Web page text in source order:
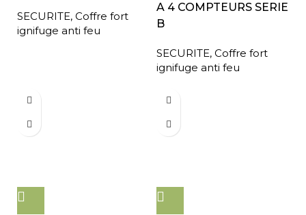
SECURITE, Coffre fort
ignifuge anti feu
A 4 COMPTEURS SERIE
B
SECURITE, Coffre fort
ignifuge anti feu